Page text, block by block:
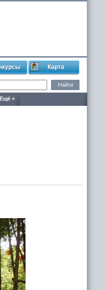
Карта
Ещё +